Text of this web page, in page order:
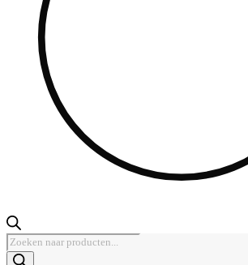
Producten
zoeken